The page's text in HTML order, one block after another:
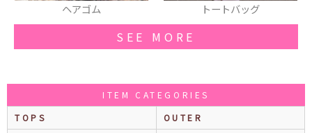
トートバッグ シューズ
SEE MORE
ITEM CATEGORIES
TOPS
OUTER